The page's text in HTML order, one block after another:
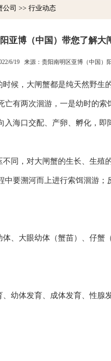
公司 >> 行业动态
亚博（中国）带您了解大
6/19 来源：贵阳南明区亚博（中国）
候，大闸蟹都是纯天然野生
亡有两次洄游，一是幼时的
海口交配、产卵、孵化，即
同，对大闸蟹的生长、生
要溯河而上进行索饵洄游
、大眼幼体（蟹苗）、仔
幼体发育、成体发育、性腺